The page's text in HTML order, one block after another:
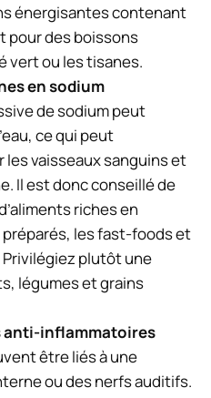
énergisantes contenant
pour des boissons
vert ou les tisanes.
en sodium
de sodium peut
ce qui peut
vaisseaux sanguins et
Il est donc conseillé de
riches en
les fast-foods et
plutôt une
légumes et grains
anti-inflammatoires
être liés à une
ou des nerfs auditifs.